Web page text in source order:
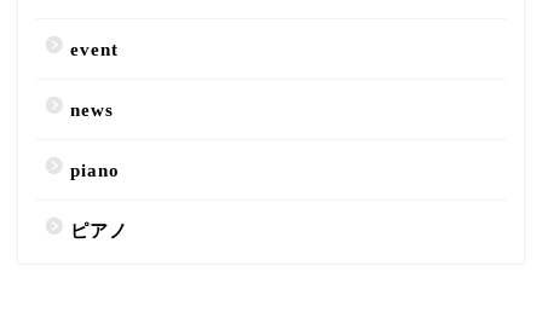
event
news
piano
ピアノ